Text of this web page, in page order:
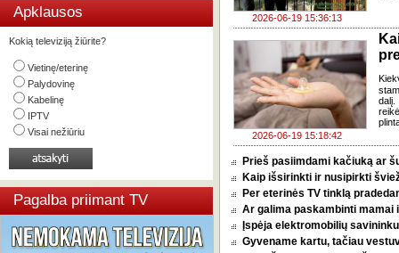
Apklausos
Kokią televiziją žiūrite?
Vietinę/eterinę
Palydovinę
Kabelinę
IPTV
Visai nežiūriu
Pagalba priimant TV
2026-06-19 15:36:13
2026-06-19 15:18:42
dalį.
Prieš pasiimdami kačiuką ar
Kaip išsirinkti ir nusipirkti
Per eterinės TV tinklą
Ar galima paskambinti mamai
Įspėja elektromobilių
Gyvename kartu, tačiau